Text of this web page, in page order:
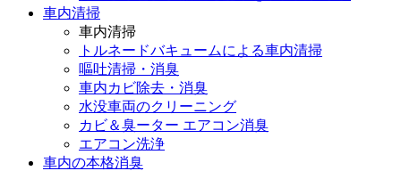
車内清掃
車内清掃
トルネードバキュームによる車内清掃
嘔吐清掃・消臭
車内カビ除去・消臭
水没車両のクリーニング
カビ＆臭ーター エアコン消臭
エアコン洗浄
車内の本格消臭